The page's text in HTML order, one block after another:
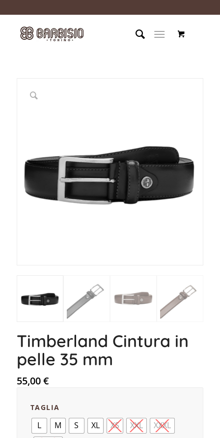
Timberland Cintura in
pelle 35 mm
55,00€
TAGLIA
L M S XL XS XXL
XXXL